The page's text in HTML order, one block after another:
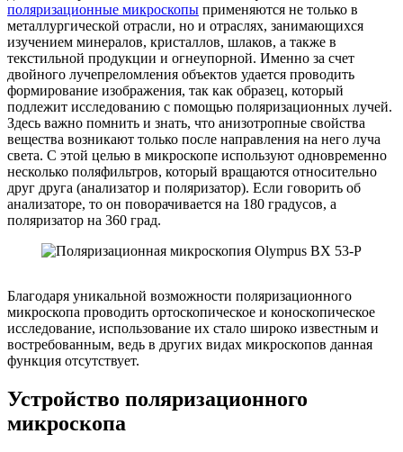
поляризационные микроскопы применяются не только в
металлургической отрасли, но и отраслях, занимающихся
изучением минералов, кристаллов, шлаков, а также в
текстильной продукции и огнеупорной. Именно за счет
двойного лучепреломления объектов удается проводить
формирование изображения, так как образец, который
подлежит исследованию с помощью поляризационных лучей.
Здесь важно помнить и знать, что анизотропные свойства
вещества возникают только после направления на него луча
света. С этой целью в микроскопе используют одновременно
несколько поляфильтров, который вращаются относительно
друг друга (анализатор и поляризатор). Если говорить об
анализаторе, то он поворачивается на 180 градусов, а
поляризатор на 360 град.
Благодаря уникальной возможности поляризационного
микроскопа проводить ортоскопическое и коноскопическое
исследование, использование их стало широко известным и
востребованным, ведь в других видах микроскопов данная
функция отсутствует.
Устройство поляризационного
микроскопа